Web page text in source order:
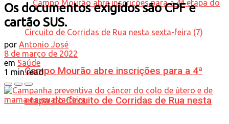
Campo Mourão abre inscrições para a 4ª
etapa do Circuito de Corridas de Rua nesta
Os documentos exigidos são CPF e
cartão SUS.
por Antonio José
8 de março de 2022
em Saúde
1 min read